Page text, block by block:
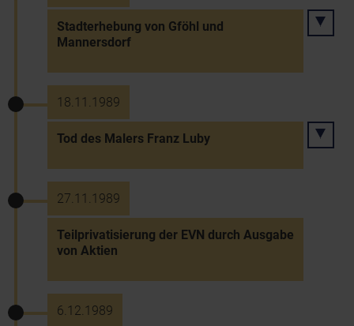
Stadterhebung von Gföhl und
Mannersdorf
18.11.1989
Tod des Malers Franz Luby
27.11.1989
Teilprivatisierung der EVN durch Ausgabe
von Aktien
6.12.1989